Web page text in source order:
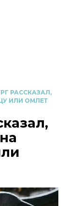
РАССКАЗАЛ,
ИЛИ ОМЛЕТ